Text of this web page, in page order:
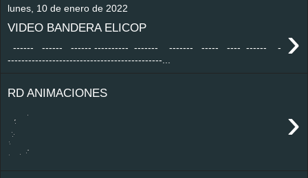
lunes, 10 de enero de 2022
VIDEO BANDERA ELICOP ›
------ ------ ------ ---------- ------- ------- ----- ---- ------ -
---------------------------------------------...
RD ANIMACIONES
›